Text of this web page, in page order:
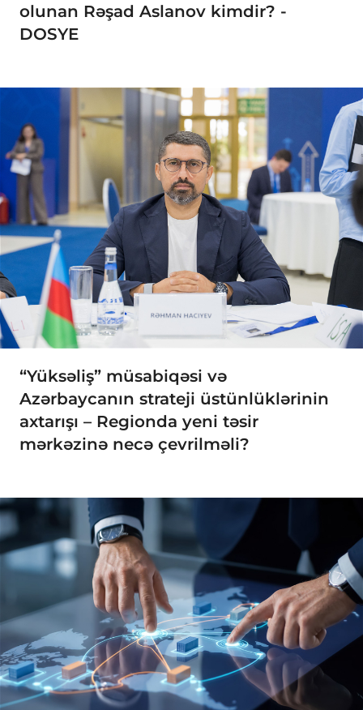
olunan Rəşad Aslanov kimdir? -
DOSYE
“Yüksəliş” müsabiqəsi və
Azərbaycanın strateji üstünlüklərinin
axtarışı – Regionda yeni təsir
mərkəzinə necə çevrilməli?